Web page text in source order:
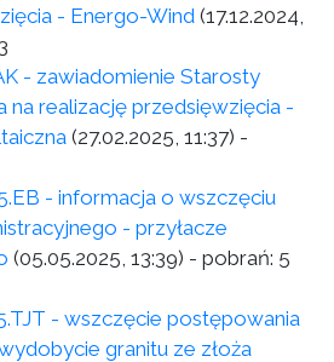
- Energo-Wind (17.12.2024,
- zawiadomienie Starosty
na realizację przedsięwzięcia -
(27.02.2025, 11:37) -
- informacja o wszczęciu
- przyłacze
(05.05.2025, 13:39) - pobrań: 5
- wszczęcie postępowania
granitu ze złoża